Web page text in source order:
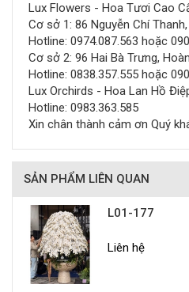
Lux Flowers - Hoa Tươi Cao
Cơ sở 1: 86 Nguyễn Chí
Hotline: 0974.087.563 hoặc
Cơ sở 2: 96 Hai Bà Trưng,
Hotline: 0838.357.555 hoặc
Lux Orchirds - Hoa Lan Hồ
Hotline: 0983.363.585
Xin chân thành cảm ơn Quý
SẢN PHẨM LIÊN QUAN
L01-177
Liên hệ